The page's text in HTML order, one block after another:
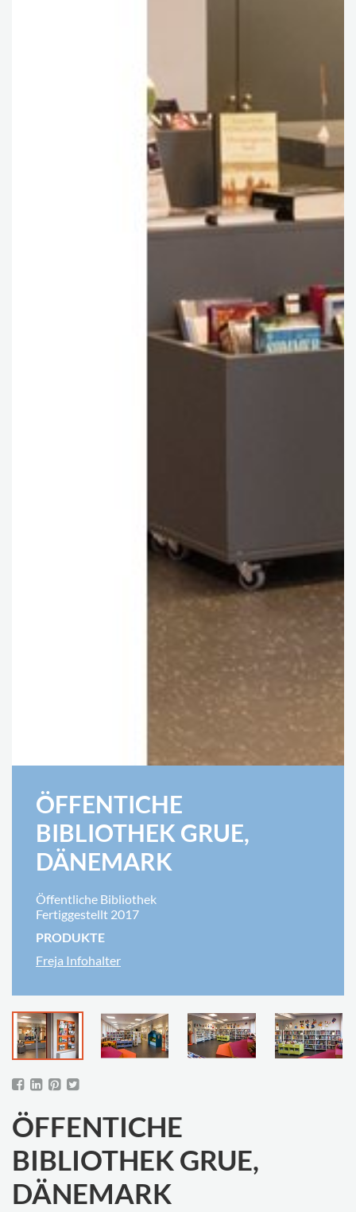
ÖFFENTICHE
BIBLIOTHEK GRUE,
DÄNEMARK
Öffentliche Bibliothek
Fertiggestellt 2017
PRODUKTE
Freja Infohalter
ÖFFENTICHE
BIBLIOTHEK GRUE,
DÄNEMARK